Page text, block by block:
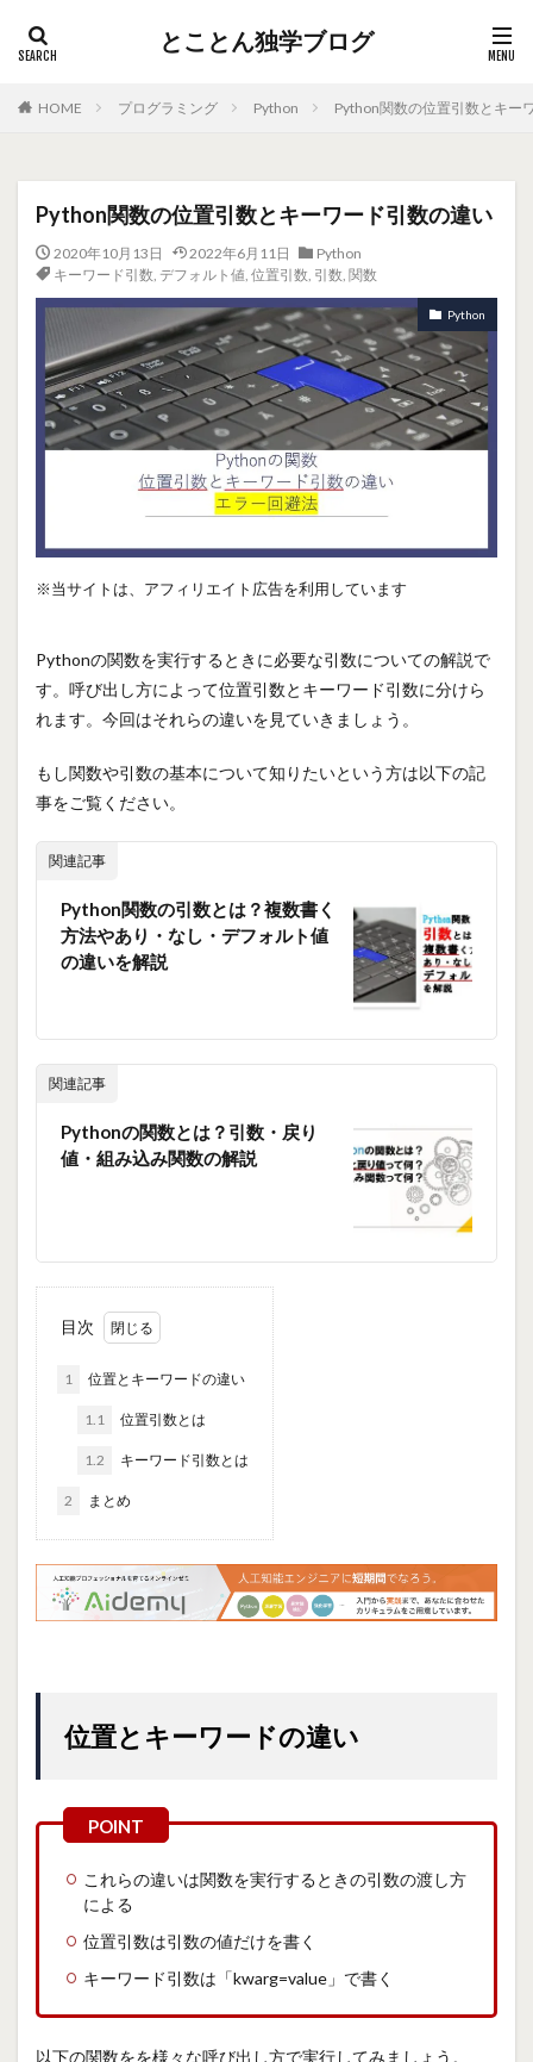
とことん独学ブログ
HOME プログラミング Python Python関数の位置引数とキー
Python関数の位置引数とキーワード引数の違い
2020年10月13日 2022年6月11日
Python
キーワード引数, デフォルト値, 位置引数, 引数, 関数
Python
※当サイトは、アフィリエイト広告を利用しています
Pythonの関数を実行するときに必要な引数についての解説で
す。呼び出し方によって位置引数とキーワード引数に分けら
れます。今回はそれらの違いを見ていきましょう。
もし関数や引数の基本について知りたいという方は以下の記
事をご覧ください。
関連記事
Python関数の引数とは？複数書く
方法やあり・なし・デフォルト値
の違いを解説
関連記事
Pythonの関数とは？引数・戻り
値・組み込み関数の解説
目次
1 位置とキーワードの違い
1.1 位置引数とは
1.2 キーワード引数とは
2 まとめ
位置とキーワードの違い
これらの違いは関数を実行するときの引数の渡し方
による
位置引数は引数の値だけを書く
キーワード引数は「kwarg=value」で書く
以下の関数をを様々な呼び出し方で実行してみましょう。